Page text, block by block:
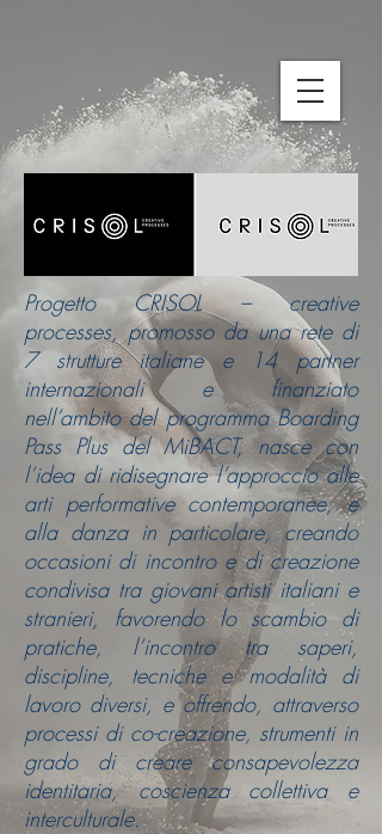
Progetto CRISOL –creative
processes, promosso da una rete di
7 strutture italiane e 14 partner
internazionali e finanziato
nell’ambito del programma Boarding
Pass Plus del MiBACT, nasce con
l’idea di ridisegnare l’approccio alle
arti performative contemporanee, e
alla danza in particolare, creando
occasioni di incontro e di creazione
condivisa tra giovani artisti italiani e
stranieri, favorendo lo scambio di
pratiche, l’incontro tra saperi,
discipline, tecniche e modalità di
lavoro diversi, e offrendo, attraverso
processi di co-creazione, strumenti in
grado di creare consapevolezza
identitaria, coscienza collettiva e
interculturale.